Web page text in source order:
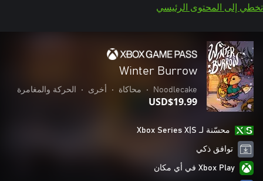
تخطي إلى المحتوى الرئيسي
Winter Burrow
Noodlecake
• محاكاة • أخرى • الحركة والمغامرة
USD$19.99
محسّنة لـ Xbox Series X|S
توافق ذكي
Xbox Play في أي مكان